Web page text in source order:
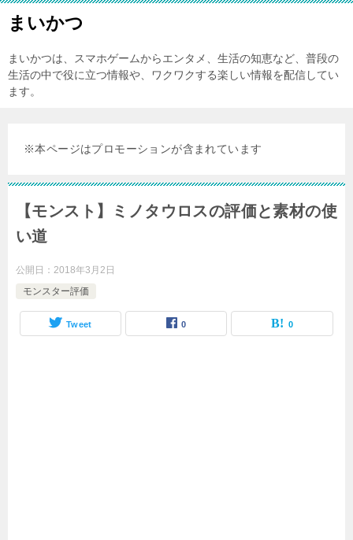
まいかつ
まいかつは、スマホゲームからエンタメ、生活の知恵など、普段の
生活の中で役に立つ情報や、ワクワクする楽しい情報を配信してい
ます。
※本ページはプロモーションが含まれています
【モンスト】ミノタウロスの評価と素材の使
い道
公開日： 2018年3月2日
モンスター評価
Tweet 0 0